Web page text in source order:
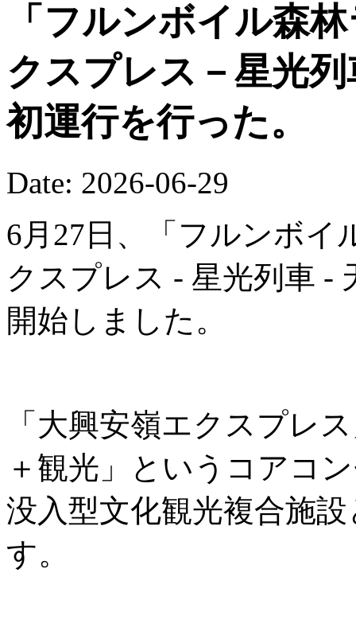
「フルンボイル森
クスプレス－星光
初運行を行った。
Date: 2026-06-29
6月27日、「フルンボイ
クスプレス - 星光列車 -
開始しました。
「大興安嶺エクスプレ
＋観光」というコアコ
没入型文化観光複合施
す。